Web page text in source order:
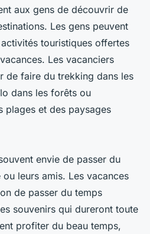
aux gens de découvrir de
Les gens peuvent
touristiques offertes
Les vacanciers
de faire du trekking dans les
dans les forêts ou
plages et des paysages
envie de passer du
leurs amis. Les vacances
de passer du temps
souvenirs qui dureront toute
profiter du beau temps,